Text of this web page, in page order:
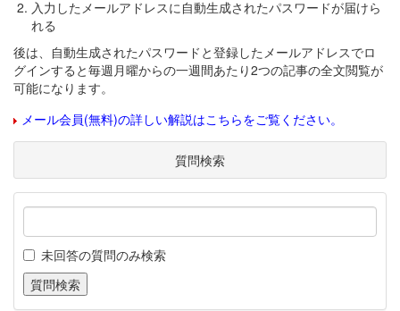
入力したメールアドレスに自動生成されたパスワードが届けら
れる
後は、自動生成されたパスワードと登録したメールアドレスでロ
グインすると毎週月曜からの一週間あたり2つの記事の全文閲覧が
可能になります。
メール会員(無料)の詳しい解説はこちらをご覧ください。
質問検索
未回答の質問のみ検索